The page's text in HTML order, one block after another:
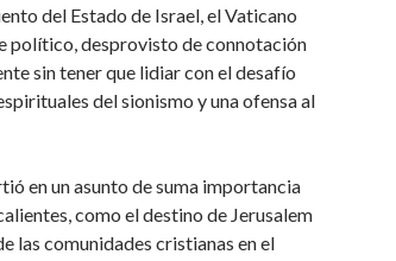
del Estado de Israel, el Vaticano
político, desprovisto de connotación
sin tener que lidiar con el desafío
del sionismo y una ofensa al
en un asunto de suma importancia
como el destino de Jerusalem
las comunidades cristianas en el